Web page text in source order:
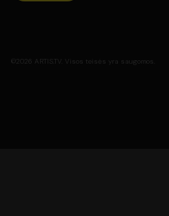
©2026 ARTIS.TV. Visos teisės yra saugomos.